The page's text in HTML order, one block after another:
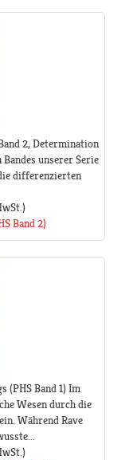
2, Determination
unserer Serie
differenzierten
Band 2)
(PHS Band 1) Im
Wesen durch die
Während Rave